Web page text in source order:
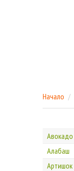
Начало
Авокадо
Алабаш
Артишок